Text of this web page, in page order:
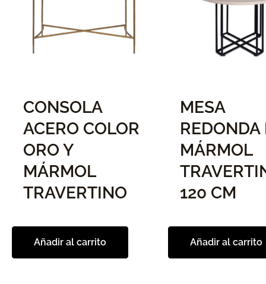
CONSOLA
ACERO COLOR
ORO Y
MÁRMOL
TRAVERTINO
Añadir al carrito
MESA
REDONDA
MÁRMOL
120 CM
Añadir al carrito